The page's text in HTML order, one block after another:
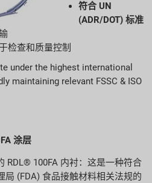
符合 UN
(ADR/DOT) 标准
检查和质量控制
under the highest international
maintaining relevant FSSC & ISO
涂层
RDL® 100FA 内衬：这是一种符合
局 (FDA) 食品接触材料相关法规的